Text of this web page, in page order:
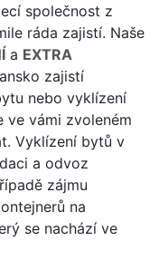
společnost z
ráda zajistí. Naše
a EXTRA
zajistí
nebo vyklízení
ve vámi zvoleném
Vyklízení bytů v
a odvoz
zájmu
na
se nachází ve